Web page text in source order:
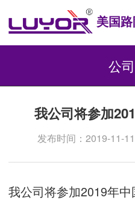
美国
公
我公司将参加
发布时间：2019-11-
我公司将参加2019年